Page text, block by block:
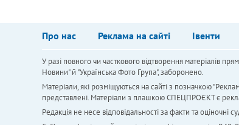
Про нас Реклама на сайті Івенти
У разі повного чи часткового відтворення матеріалів
Новини" й "Українська Фото Група", заборонено.
Матеріали, які розміщуються на сайті з позначкою
представлені. Матеріали з плашкою СПЕЦПРОЄКТ є
Редакція не несе відповідальності за факти та